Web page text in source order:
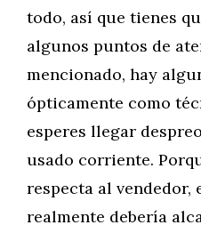
todo, así que tienes
algunos puntos de
mencionado, hay
ópticamente como
esperes llegar
usado corriente.
respecta al vendedor,
realmente debería